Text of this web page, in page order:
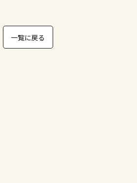
一覧に戻る